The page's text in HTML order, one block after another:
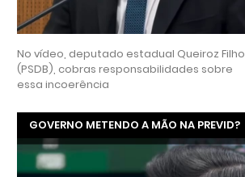
No vídeo, deputado estadual Queiroz Filho
(PSDB), cobras responsabilidades sobre
essa incoerência
GOVERNO METENDO A MÃO NA PREVID?